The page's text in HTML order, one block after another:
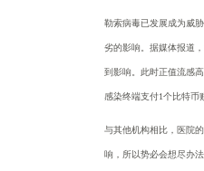
勒索病毒已发展成为威
劣的影响。据媒体报道，
到影响。此时正值流感
感染终端支付1个比特币
与其他机构相比，医院
响，所以势必会想尽办